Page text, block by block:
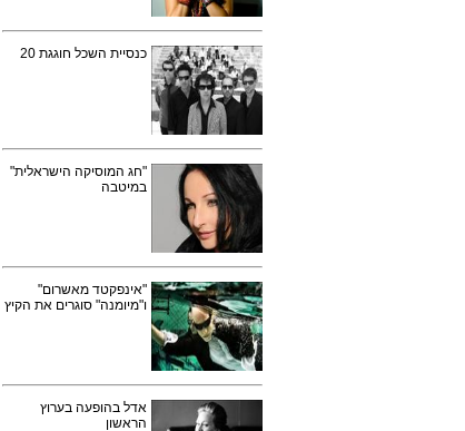
כנסיית השכל חוגגת 20
"חג המוסיקה הישראלית"
במיטבה
"אינפקטד מאשרום"
ו"מיומנה" סוגרים את הקיץ
אדל בהופעה בערוץ
הראשון